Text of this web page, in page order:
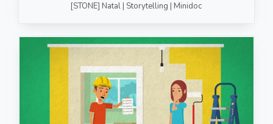
[STONE] Natal | Storytelling | Minidoc